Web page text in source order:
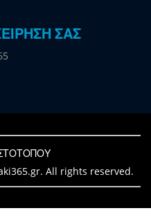
ΣΑΣ
All rights reserved.